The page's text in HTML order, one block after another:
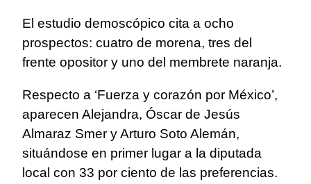
El estudio demoscópico cita a ocho
prospectos: cuatro de morena, tres del
frente opositor y uno del membrete naranja.
Respecto a ‘Fuerza y corazón por México’,
aparecen Alejandra, Óscar de Jesús
Almaraz Smer y Arturo Soto Alemán,
situándose en primer lugar a la diputada
local con 33 por ciento de las preferencias.